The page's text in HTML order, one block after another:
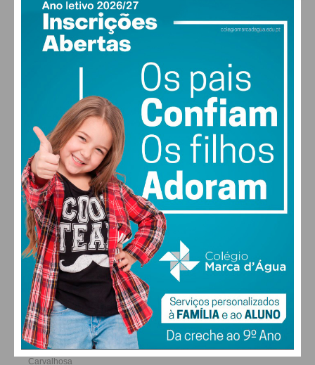
28°
51% humidade
vento: 5m/s O
28°
DOM
30
SEG
30°
TER
31°
FARMACIAS DE SERVIÇO EM PAÇOS DE
FERREIRA